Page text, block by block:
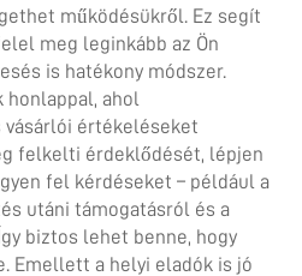
működésükről. Ez segít
meg leginkább az Ön
is hatékony módszer.
honlappal, ahol
értékeléseket
felkelti érdeklődését, lépjen
fel kérdéseket – például a
utáni támogatásról és a
biztos lehet benne, hogy
Emellett a helyi eladók is jó